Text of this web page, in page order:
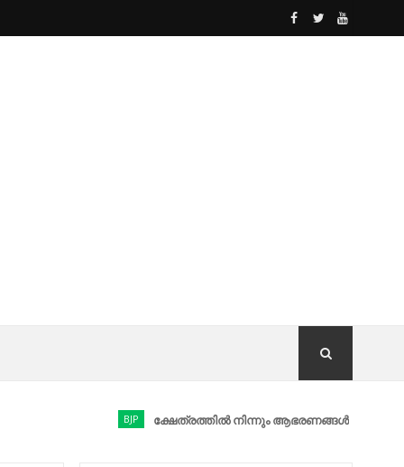
ക്ഷേത്രത്തിൽ നിന്നും ആഭരണങ്ങൾ കവർന്നു; ബിജെപി